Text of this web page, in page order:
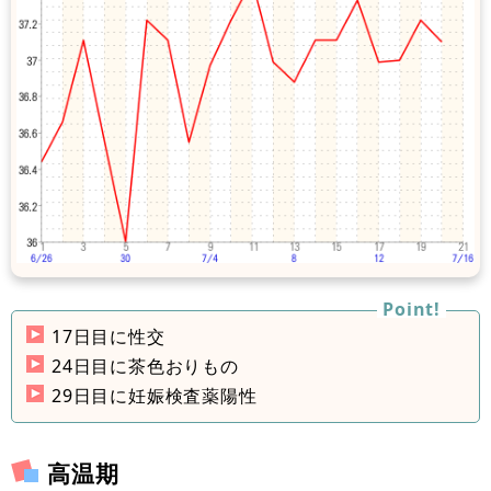
17日目に性交
24日目に茶色おりもの
29日目に妊娠検査薬陽性
高温期